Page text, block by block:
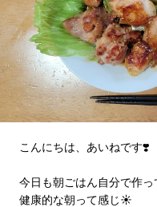
こんにちは、あいねです❣️
今日も朝ごはん自分で作っ
健康的な朝って感じ☀️